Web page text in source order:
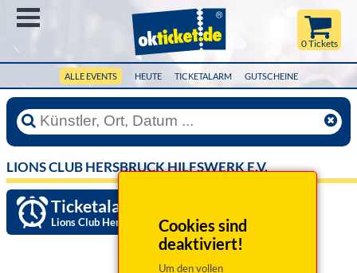
ALLE EVENTS HEUTE TICKETALARM GUTSCHEINE
0 Tickets
Cookies sind
deaktiviert!
Um den vollen
LIONS CLUB HERSBRUCK HILFSWERK E.V.
Ticketalarm einrichten »
Lions Club Hersbruck Hilfswerk e.V.